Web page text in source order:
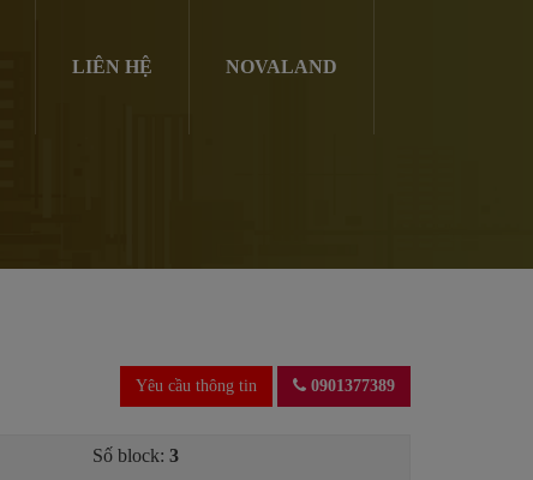
LIÊN HỆ NOVALAND
Yêu cầu thông tin 0901377389
Số block: 3